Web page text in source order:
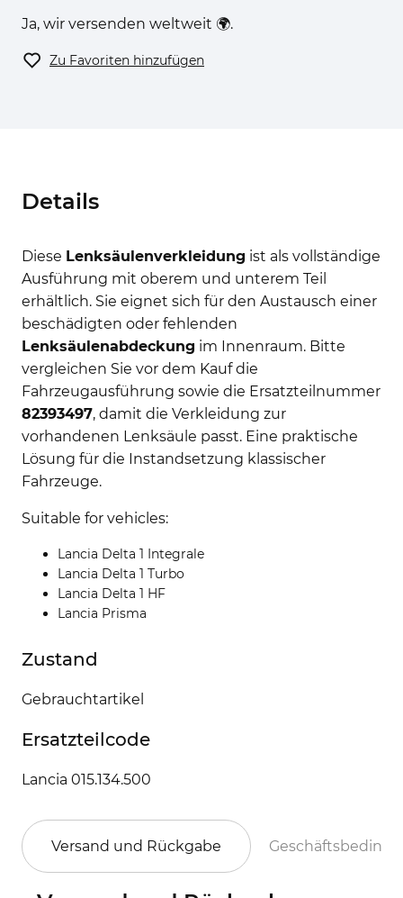
Ja, wir versenden weltweit 🌍.
Zu Favoriten hinzufügen
Details
Diese Lenksäulenverkleidung ist als vollständige
Ausführung mit oberem und unterem Teil
erhältlich. Sie eignet sich für den Austausch einer
beschädigten oder fehlenden
Lenksäulenabdeckung im Innenraum. Bitte
vergleichen Sie vor dem Kauf die
Fahrzeugausführung sowie die Ersatzteilnummer
82393497, damit die Verkleidung zur
vorhandenen Lenksäule passt. Eine praktische
Lösung für die Instandsetzung klassischer
Fahrzeuge.
Suitable for vehicles:
Lancia Delta 1 Integrale
Lancia Delta 1 Turbo
Lancia Delta 1 HF
Lancia Prisma
Zustand
Gebrauchtartikel
Ersatzteilcode
Lancia 015.134.500
Versand und Rückgabe